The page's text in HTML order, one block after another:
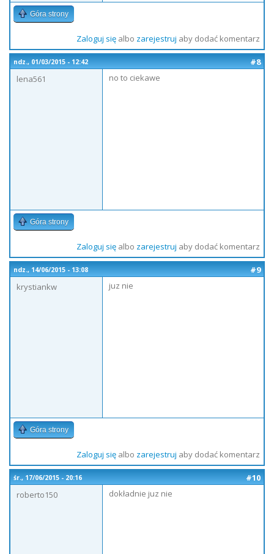
Góra strony
Zaloguj sięalbo zarejestruj aby dodać komentarz
ndz., 01/03/2015 - 12:42
#8
lena561
no to ciekawe
Góra strony
Zaloguj sięalbo zarejestruj aby dodać komentarz
ndz., 14/06/2015 - 13:08
#9
krystiankw
juz nie
Góra strony
Zaloguj sięalbo zarejestruj aby dodać komentarz
śr., 17/06/2015 - 20:16
#10
roberto150
dokładnie juz nie